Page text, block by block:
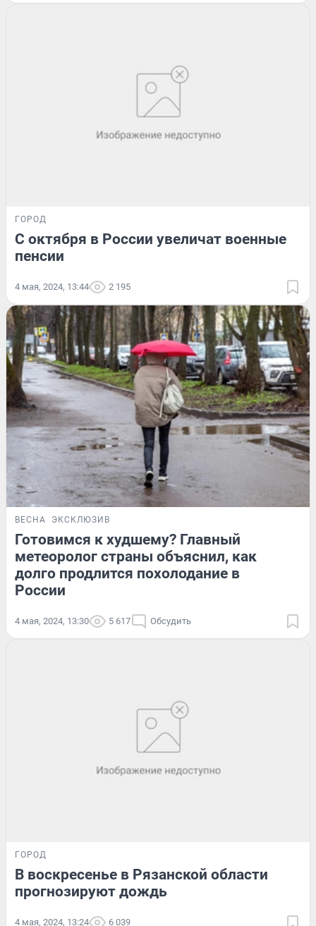
ГОРОД
С октября в России увеличат военные
пенсии
4 мая, 2024, 13:44 2 195
ВЕСНА ЭКСКЛЮЗИВ
Готовимся к худшему? Главный
метеоролог страны объяснил, как
долго продлится похолодание в
России
4 мая, 2024, 13:30 5 617 Обсудить
ГОРОД
В воскресенье в Рязанской области
прогнозируют дождь
4 мая, 2024, 13:24 6 039